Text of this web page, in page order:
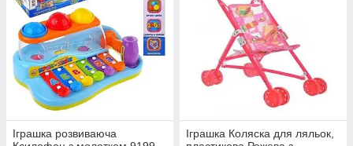
Іграшка розвиваюча
Іграшка Коляска для ляльок,